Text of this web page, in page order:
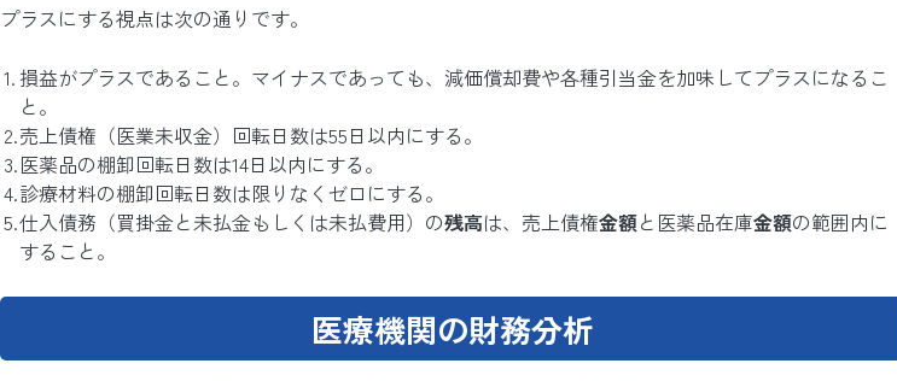
プラスにする視点は次の通りです。
損益がプラスであること。マイナスであっても、減価償却費や各種引当金を加味してプラスになるこ
と。
売上債権（医業未収金）回転日数は55日以内にする。
医薬品の棚卸回転日数は14日以内にする。
診療材料の棚卸回転日数は限りなくゼロにする。
仕入債務（買掛金と未払金もしくは未払費用）の残高は、売上債権金額と医薬品在庫金額の範囲内に
すること。
医療機関の財務分析